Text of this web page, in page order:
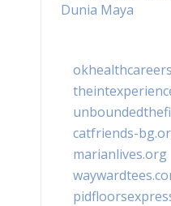
Dunia Maya
catfriends-
marianlives.org